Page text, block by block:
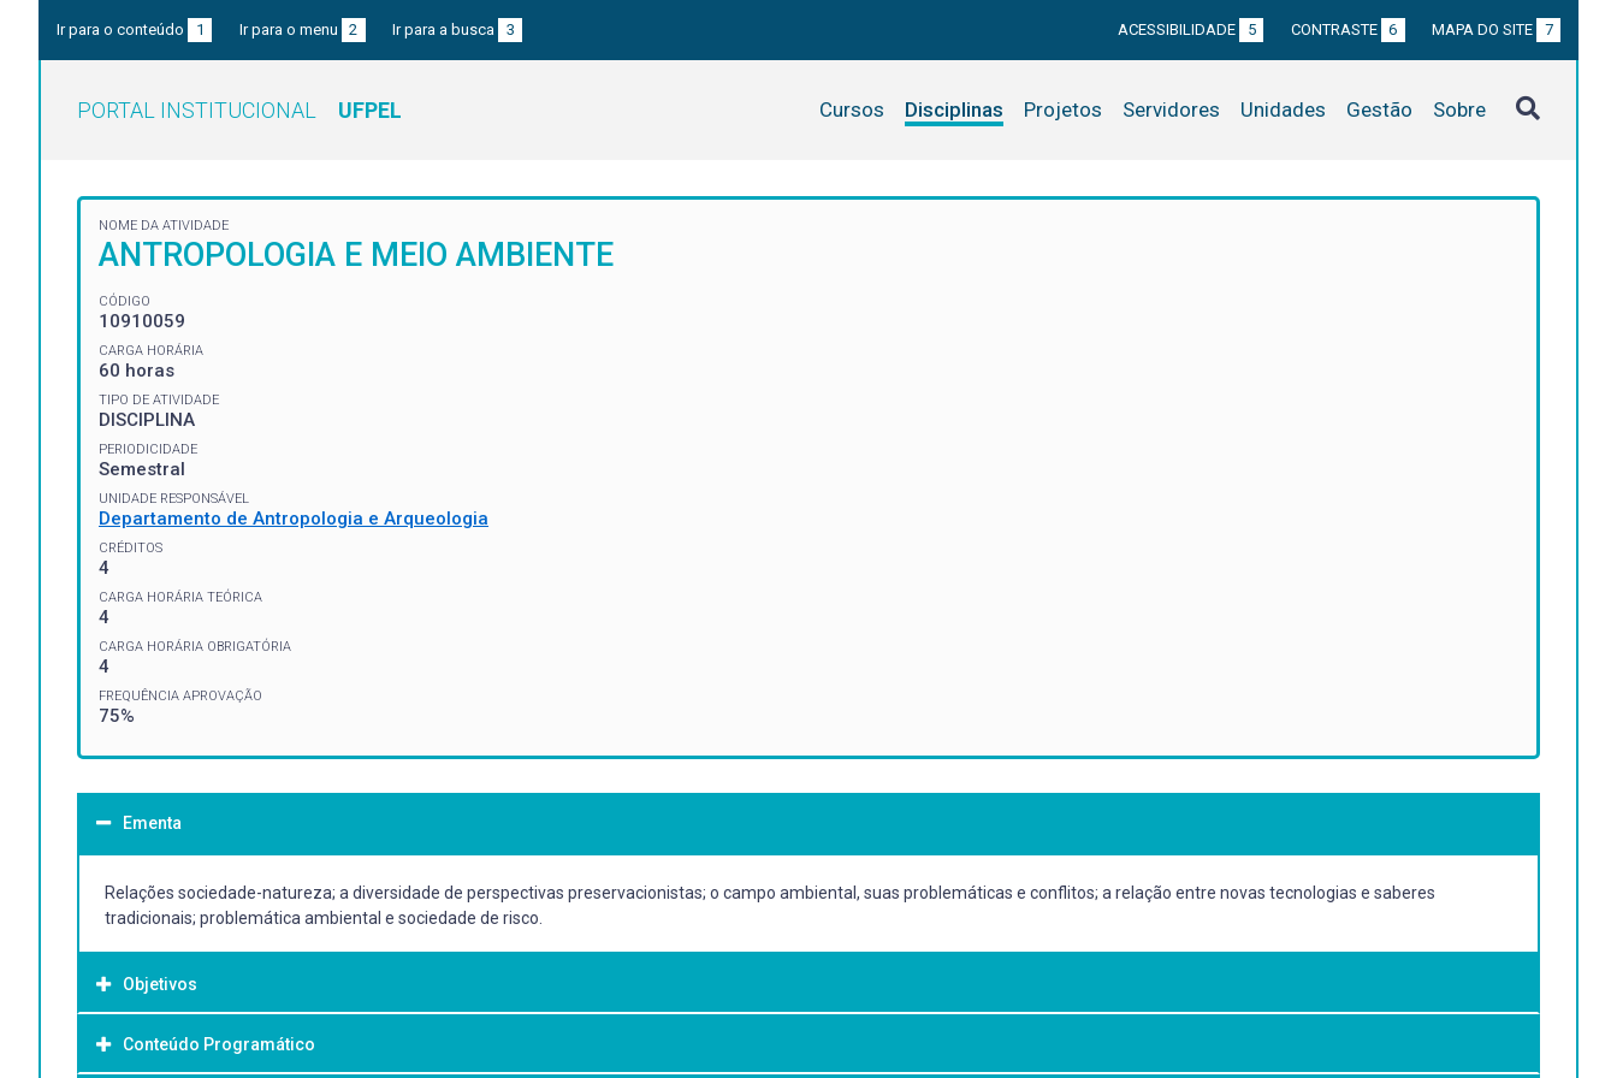
Ir para o conteúdo 1 Ir para o menu 2 Ir para a busca 3 ACESSIBILIDADE 5 CONTRASTE 6 MAPA DO SITE 7
PORTAL INSTITUCIONAL UFPEL Cursos Disciplinas Projetos Servidores Unidades Gestão Sobre
NOME DA ATIVIDADE
ANTROPOLOGIA E MEIO AMBIENTE
CÓDIGO
10910059
CARGA HORÁRIA
60 horas
TIPO DE ATIVIDADE
DISCIPLINA
PERIODICIDADE
Semestral
UNIDADE RESPONSÁVEL
Departamento de Antropologia e Arqueologia
CRÉDITOS
4
CARGA HORÁRIA TEÓRICA
4
CARGA HORÁRIA OBRIGATÓRIA
4
FREQUÊNCIA APROVAÇÃO
75%
Ementa
Relações sociedade-natureza; a diversidade de perspectivas preservacionistas; o campo ambiental, suas problemáticas e conflitos; a relação entre novas tecnologias e saberes
tradicionais; problemática ambiental e sociedade de risco.
Objetivos
Objetivo Geral:
Conteúdo Programático